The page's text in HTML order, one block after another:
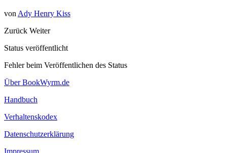
von Ady Henry Kiss
Zurück Weiter
Status veröffentlicht
Fehler beim Veröffentlichen des Status
Über BookWyrm.de
Handbuch
Verhaltenskodex
Datenschutzerklärung
Impressum